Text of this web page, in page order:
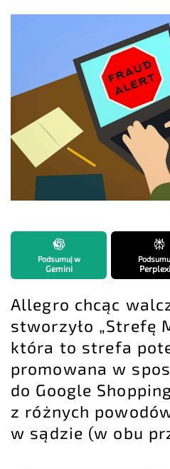
Podsumuj w
Gemini
Allegro chcąc
stworzyło „Strefę
która to strefa
promowana w
do Google
z różnych
w sądzie (w obu